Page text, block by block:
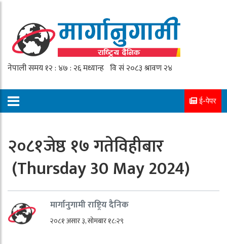
ई-पेपर
२०८१जेष्ठ १७ गतेविहीबार
(Thursday 30 May 2024)
मार्गानुगामी राष्ट्रिय दैनिक
२०८१ असार ३, सोमबार १८:२९